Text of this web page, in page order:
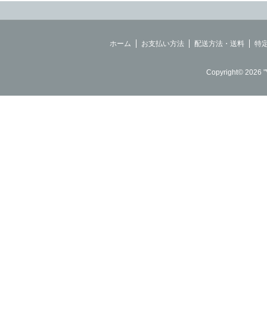
ホーム お支払い方法 配送方法・送料 特
Copyright© 2026